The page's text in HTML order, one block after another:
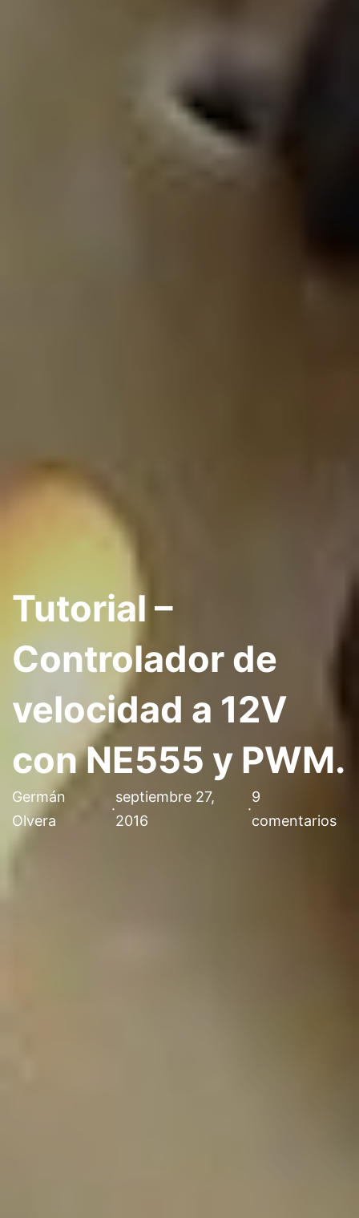
Tutorial –
Controlador de
velocidad a 12V
con NE555 y PWM.
Germán
Olvera
·
septiembre 27,
2016
·
9
comentarios